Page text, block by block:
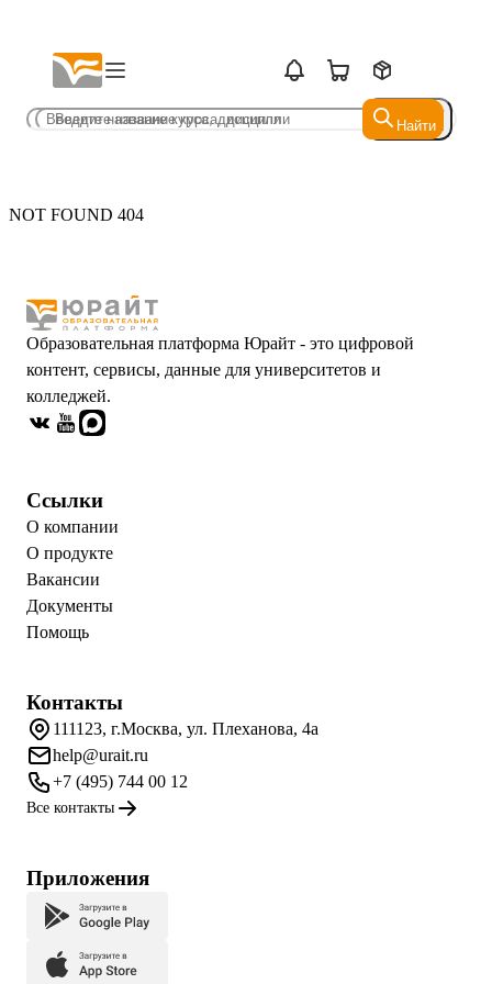
Найти
Найти
NOT FOUND 404
Образовательная платформа Юрайт - это цифровой
контент, сервисы, данные для университетов и
колледжей.
Ссылки
О компании
О продукте
Вакансии
Документы
Помощь
Контакты
111123, г.Москва, ул. Плеханова, 4а
help@urait.ru
+7 (495) 744 00 12
Все контакты
Приложения